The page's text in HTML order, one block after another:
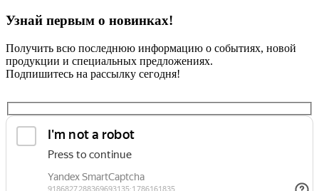
Узнай первым о новинках!
Получить всю последнюю информацию о событиях, новой
продукции и специальных предложениях.
Подпишитесь на рассылку сегодня!